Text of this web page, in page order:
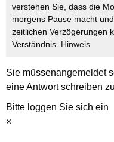
verstehen Sie, dass die
morgens Pause macht
zeitlichen Verzögerungen
Verständnis. Hinweis
Sie müssenangemeldet
eine Antwort schreiben
Bitte loggen Sie sich ein
×